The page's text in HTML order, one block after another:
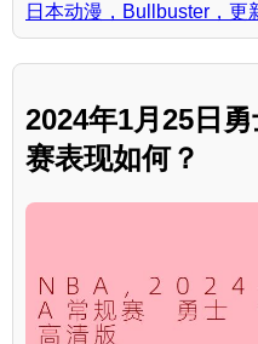
日本动漫，Bullbuster，更
2024年1月25日
赛表现如何？